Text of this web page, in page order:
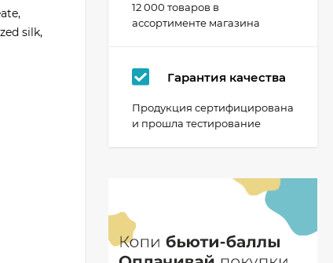
silk,
12 000 товаров в
ассортименте магазина
Гарантия качества
Продукция сертифицирована
и прошла тестирование